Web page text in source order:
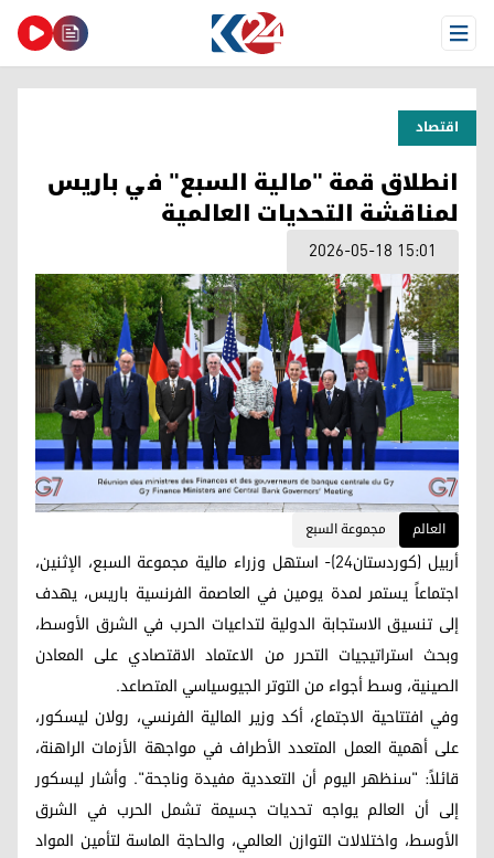
Open Menu
اقتصاد
انطلاق قمة "مالية السبع" في باريس
لمناقشة التحديات العالمية
2026-05-18 15:01
العالم مجموعة السبع
أربيل (كوردستان24)- استهل وزراء مالية مجموعة السبع، الإثنين،
اجتماعاً يستمر لمدة يومين في العاصمة الفرنسية باريس، يهدف
إلى تنسيق الاستجابة الدولية لتداعيات الحرب في الشرق الأوسط،
وبحث استراتيجيات التحرر من الاعتماد الاقتصادي على المعادن
الصينية، وسط أجواء من التوتر الجيوسياسي المتصاعد.
وفي افتتاحية الاجتماع، أكد وزير المالية الفرنسي، رولان ليسكور،
على أهمية العمل المتعدد الأطراف في مواجهة الأزمات الراهنة،
قائلاً: "سنظهر اليوم أن التعددية مفيدة وناجحة". وأشار ليسكور
إلى أن العالم يواجه تحديات جسيمة تشمل الحرب في الشرق
الأوسط، واختلالات التوازن العالمي، والحاجة الماسة لتأمين المواد